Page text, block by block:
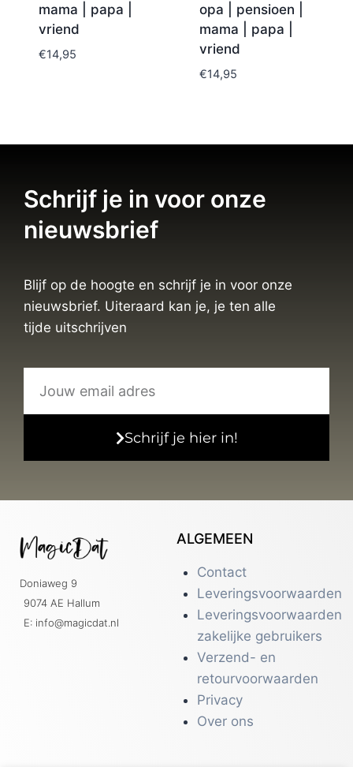
mama | papa |
vriend
€14,95
opa | pensioen |
mama | papa |
vriend
€14,95
Schrijf je in voor onze
nieuwsbrief
Blijf op de hoogte en schrijf je in voor onze
nieuwsbrief. Uiteraard kan je, je ten alle
tijde uitschrijven
Schrijf je hier in!
Doniaweg 9
9074 AE Hallum
E: info@magicdat.nl
ALGEMEEN
Contact
Leveringsvoorwaarden
Leveringsvoorwaarden
zakelijke gebruikers
Verzend- en
retourvoorwaarden
Privacy
Over ons